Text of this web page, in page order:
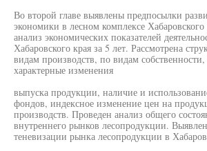
Во второй главе выявлены предпосылки
экономики в лесном комплексе Хабаровского
анализ экономических показателей
Хабаровского края за 5 лет. Рассмотрена
видам производств, по видам
характерные изменения
выпуска продукции, наличие и
фондов, индексное изменение цен на
производств. Проведен анализ общего
внутреннего рынков лесопродукции.
теневизации рынка лесопродукции в